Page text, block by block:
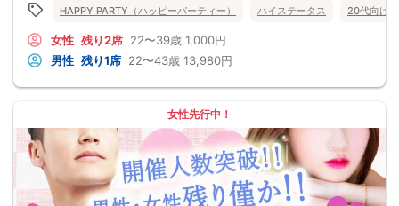
HAPPY PARTY（ハッピーパーティー） ハイステータス 20代向け
女性 残り2席 22〜39歳 1,000円
男性 残り1席 22〜43歳 13,980円
女性先行中！